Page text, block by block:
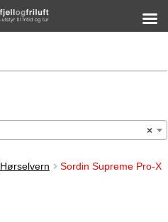
×
Hørselvern
Sordin Supreme Pro-X